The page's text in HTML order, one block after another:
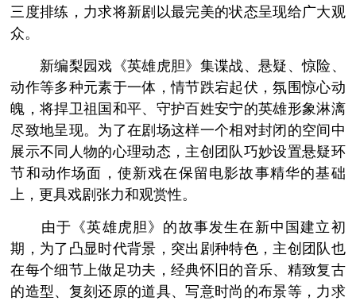
三度排练，力求将新剧以最完美的状态呈现给广大观
众。
新编梨园戏《英雄虎胆》集谍战、悬疑、惊险、
动作等多种元素于一体，情节跌宕起伏，氛围惊心动
魄，将捍卫祖国和平、守护百姓安宁的英雄形象淋漓
尽致地呈现。为了在剧场这样一个相对封闭的空间中
展示不同人物的心理动态，主创团队巧妙设置悬疑环
节和动作场面，使新戏在保留电影故事精华的基础
上，更具戏剧张力和观赏性。
由于《英雄虎胆》的故事发生在新中国建立初
期，为了凸显时代背景，突出剧种特色，主创团队也
在每个细节上做足功夫，经典怀旧的音乐、精致复古
的造型、复刻还原的道具、写意时尚的布景等，力求